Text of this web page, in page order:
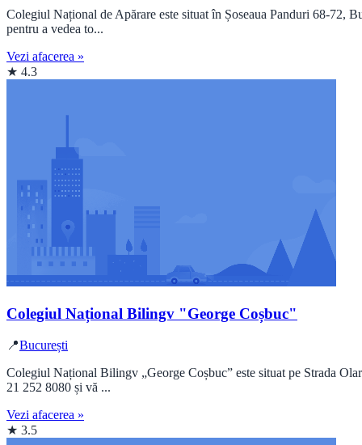
Colegiul Național de Apărare este situat în Șoseaua Panduri 68-72,
pentru a vedea to...
Vezi afacerea »
★ 4.3
Colegiul Național Bilingv "George Coșbuc"
📍București
Colegiul Național Bilingv „George Coșbuc” este situat pe Strada
21 252 8080 și vă ...
Vezi afacerea »
★ 3.5